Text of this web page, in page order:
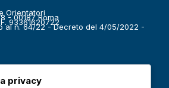
Orientatori
- 00187 Roma
93361620722
al n. 64/22 - Decreto del 4/05/2022 -
Community
privacy